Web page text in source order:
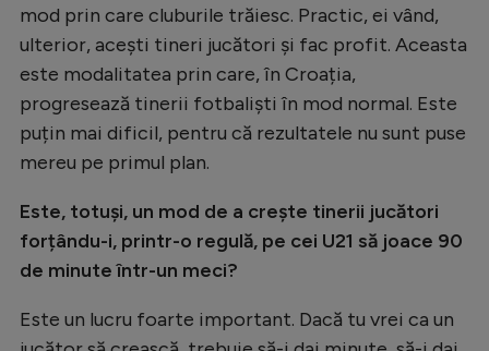
mod prin care cluburile trăiesc. Practic, ei vând,
ulterior, acești tineri jucători și fac profit. Aceasta
este modalitatea prin care, în Croația,
progresează tinerii fotbaliști în mod normal. Este
puțin mai dificil, pentru că rezultatele nu sunt puse
mereu pe primul plan.
Este, totuși, un mod de a crește tinerii jucători
forțându-i, printr-o regulă, pe cei U21 să joace 90
de minute într-un meci?
Este un lucru foarte important. Dacă tu vrei ca un